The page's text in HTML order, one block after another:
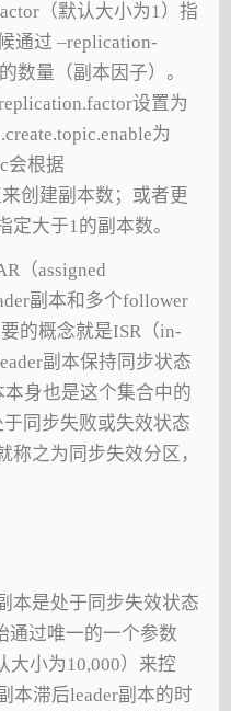
（默认大小为1）指
通过 –replication-
数量（副本因子）。
设置为
为
会根据
创建副本数；或者更
定大于1的副本数。
（assigned
副本和多个follower
的概念就是ISR（in-
副本保持同步状态
身也是这个集合中的
同步失败或失效状态
称之为同步失效分区，
本是处于同步失效状态
通过唯一的一个参数
大小为10,000）来控
本滞后leader副本的时